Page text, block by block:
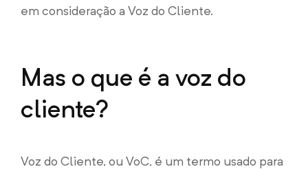
em consideração a Voz do Cliente.
Mas o que é a voz do
cliente?
Voz do Cliente, ou VoC, é um termo usado para